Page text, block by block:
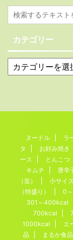
カテゴリー
ヌードル ラ
タ
お好み焼き
ース
とんこつ
キムチ
唐辛
（並）
小サイ
（特盛り）
0
301～400kcal
700kcal
1000kcal
エ
品
まるか食品